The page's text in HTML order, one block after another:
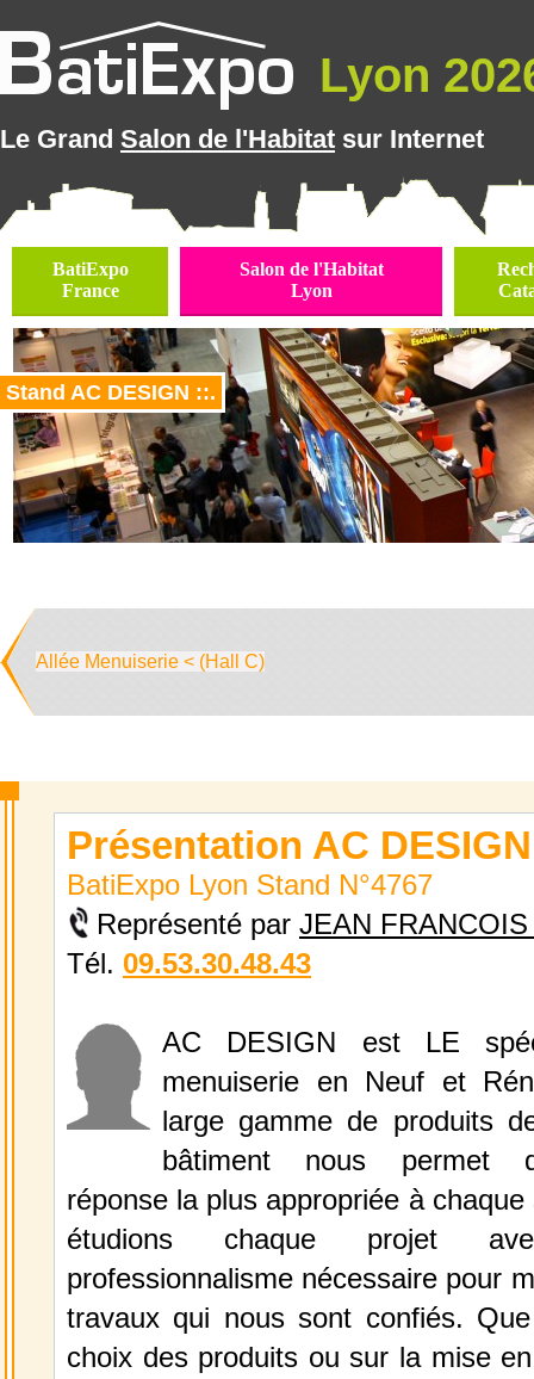
Lyon
Le Grand Salon de l'Habitat sur Internet
BatiExpo
France
Salon de l'Habitat
Lyon
Stand AC DESIGN ::.
Allée Menuiserie < (Hall C)
Présentation AC DESIGN
BatiExpo Lyon Stand N°4767
Représenté par JEAN
Tél. 09.53.30.48.43
AC DESIGN est LE
menuiserie en Neuf et
large gamme de produits
bâtiment nous permet
réponse la plus appropriée à
étudions chaque projet
professionnalisme nécessaire pour
travaux qui nous sont confiés.
choix des produits ou sur la mise